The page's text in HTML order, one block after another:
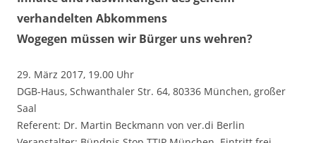
verhandelten Abkommens
Wogegen müssen wir Bürger uns wehren?
29. März 2017, 19.00 Uhr
DGB-Haus, Schwanthaler Str. 64, 80336 München, großer
Saal
Referent: Dr. Martin Beckmann von ver.di Berlin